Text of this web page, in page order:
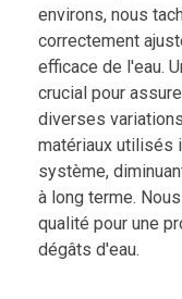
environs, nous
correctement
efficace de l'eau.
crucial pour
diverses
matériaux utilisés
système,
à long terme.
qualité pour une
dégâts d'eau.